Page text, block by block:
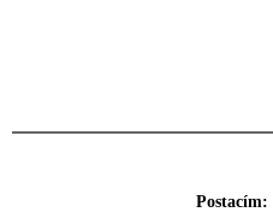
Postacím: